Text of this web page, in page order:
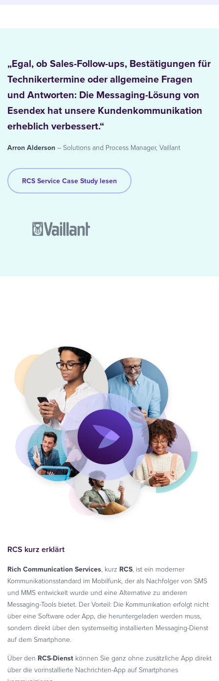
„Egal, ob Sales-Follow-ups, Bestätigungen für
Technikertermine oder allgemeine Fragen
und Antworten: Die Messaging-Lösung von
Esendex hat unsere Kundenkommunikation
erheblich verbessert.“
Arron Alderson – Solutions and Process Manager, Vaillant
RCS Service Case Study lesen
RCS kurz erklärt
Rich Communication Services, kurz RCS, ist ein moderner
Kommunikationsstandard im Mobilfunk, der als Nachfolger von SMS
und MMS entwickelt wurde und eine Alternative zu anderen
Messaging-Tools bietet. Der Vorteil: Die Kommunikation erfolgt nicht
über eine Software oder App, die heruntergeladen werden muss,
sondern direkt über den systemseitig installierten Messaging-Dienst
auf dem Smartphone.
Über den RCS-Dienst können Sie ganz ohne zusätzliche App direkt
über die vorinstallierte Nachrichten-App auf Smartphones